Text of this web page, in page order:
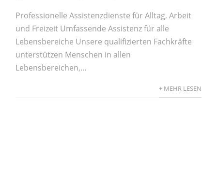
Professionelle Assistenzdienste für Alltag, Arbeit
und Freizeit Umfassende Assistenz für alle
Lebensbereiche Unsere qualifizierten Fachkräfte
unterstützen Menschen in allen
Lebensbereichen,...
+ MEHR LESEN